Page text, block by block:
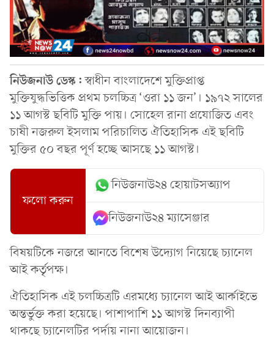
নিউজনাউ ডেস্ক:স্বাধীন বাংলাদেশে মুক্তিপ্রাপ্ত
মুক্তিযুদ্ধভিত্তিক প্রথম চলচ্চিত্র ‘ওরা ১১ জন’। ১৯৭২ সালের
১১ আগস্ট ছবিটি মুক্তি পায়। সোহেল রানা প্রযোজিত এবং
চাষী নজরুল ইসলাম পরিচালিত ঐতিহাসিক এই ছবিটি
মুক্তির ৫০ বছর পূর্ণ হচ্ছে আসছে ১১ আগস্ট।
ফলো করুন
নিউজনাউ২৪ হোয়াটসঅ্যাপ
নিউজনাউ২৪ ম্যাসেঞ্জার
বিষয়টিকে নজরে আনতে বিশেষ উদ্যোগ নিয়েছে চ্যানেল
আই কর্তৃপক্ষ।
ঐতিহাসিক এই চলচ্চিত্রটি এরমধ্যে চ্যানেল আই আর্কাইভে
অন্তর্ভুক্ত করা হয়েছে। পাশাপাশি ১১ আগস্ট দিনব্যাপী
থাকছে চ্যানেলটির পর্দায় নানা আয়োজন।